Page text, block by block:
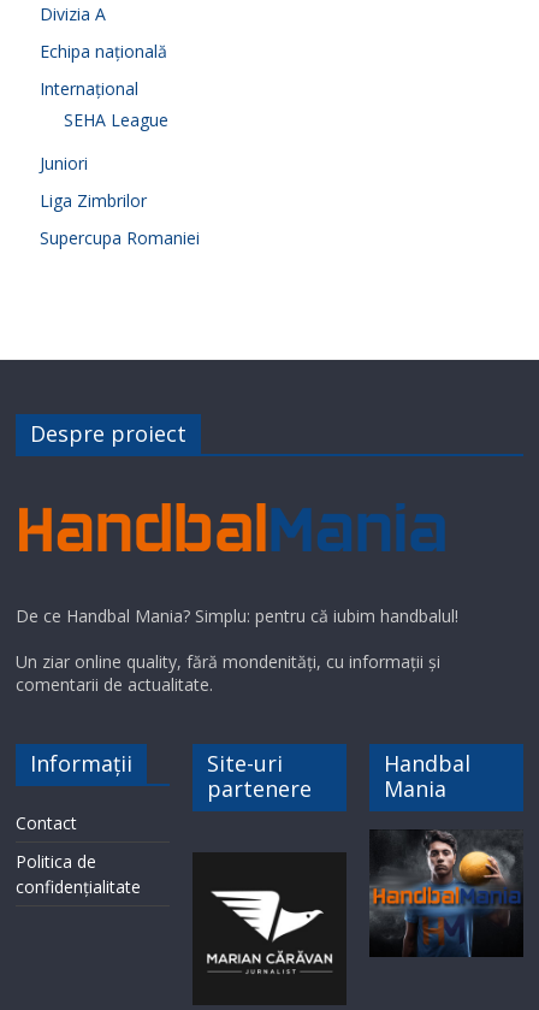
Divizia A
Echipa națională
Internațional
SEHA League
Juniori
Liga Zimbrilor
Supercupa Romaniei
Despre proiect
De ce Handbal Mania? Simplu: pentru că iubim handbalul!
Un ziar online quality, fără mondenități, cu informații și
comentarii de actualitate.
Informații
Contact
Politica de
confidențialitate
Site-uri
partenere
Handbal
Mania